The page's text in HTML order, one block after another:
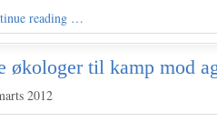
reading …
økologer til kamp mod
2012